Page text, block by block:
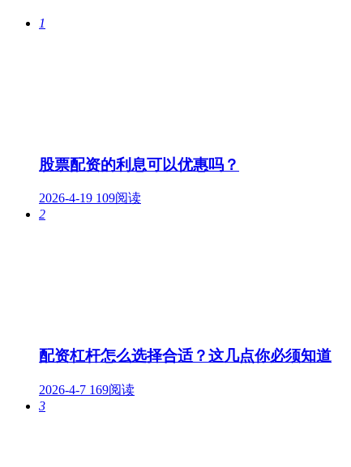
1
股票配资的利息可以优惠吗？
2026-4-19 109阅读
2
配资杠杆怎么选择合适？这几点你必须知道
2026-4-7 169阅读
3